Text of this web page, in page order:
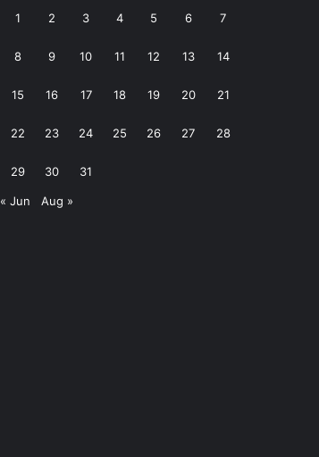
1 2 3 4 5 6 7
8 9 10 11 12 13 14
15 16 17 18 19 20 21
22 23 24 25 26 27 28
29 30 31
« Jun Aug »